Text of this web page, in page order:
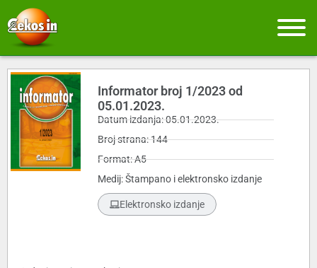
Informator broj 1/2023 od
05.01.2023.
Datum izdanja: 05.01.2023.
Broj strana: 144
Format: A5
Medij: Štampano i elektronsko izdanje
Elektronsko izdanje